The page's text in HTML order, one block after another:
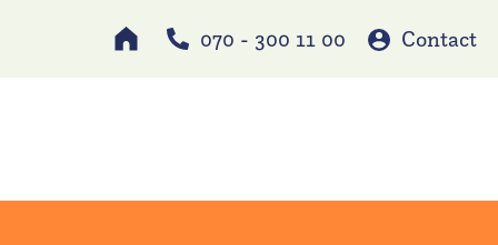
070 - 300 11 00 Contact